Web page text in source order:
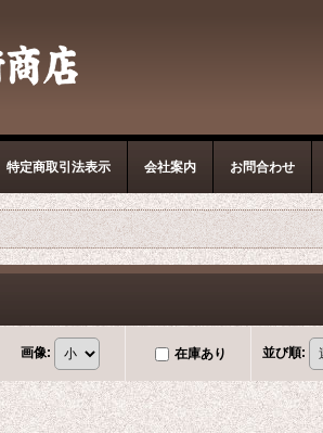
特定商取引法表示 会社案内 お問合わせ
画像: 在庫あり 並び順: